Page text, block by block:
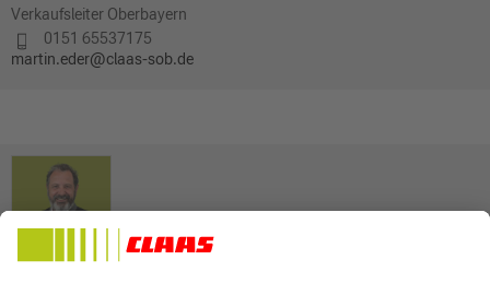
Verkaufsleiter Oberbayern
0151 65537175
martin.eder@claas-sob.de